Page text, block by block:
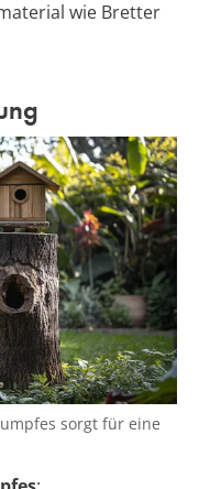
wie Bretter
sorgt für eine